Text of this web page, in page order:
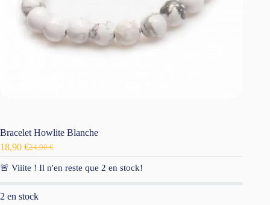
Bracelet Howlite Blanche
24,90€
Le
prix
initial
24,90 €.
18,90 €Le
prix
actuel
18,90 €.
🚨 Viiite ! Il n'en reste que 2 en stock!
2 en stock